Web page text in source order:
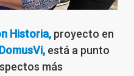
Historia,proyecto en
DomusVi,está a punto
más